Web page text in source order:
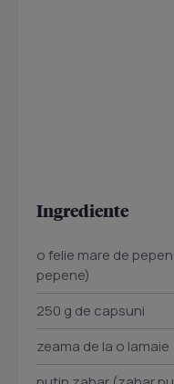
Ingrediente
o felie mare de
pepene)
250 g de capsuni
zeama de la o lamaie